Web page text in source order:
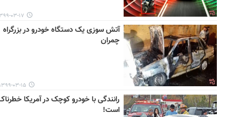
۱۳۹۹-۰۳-۱۷
آتش سوزی یک دستگاه خودرو در بزرگراه
چمران
۱۳۹۹-۰۳-۱۵
رانندگی با خودرو کوچک در آمریکا
است!